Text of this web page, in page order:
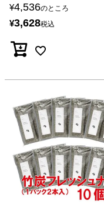
¥4,536のところ
¥3,628税込